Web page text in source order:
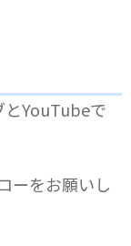
YouTubeで
ーをお願いし